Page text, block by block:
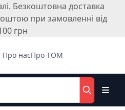
Безкоштовна доставка
при замовленні від
грн
Про насПро ТОМ